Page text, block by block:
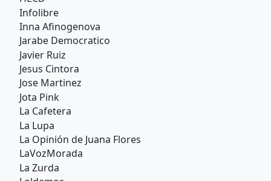
Infolibre
Inna Afinogenova
Jarabe Democratico
Javier Ruiz
Jesus Cintora
Jose Martinez
Jota Pink
La Cafetera
La Lupa
La Opinión de Juana Flores
LaVozMorada
La Zurda